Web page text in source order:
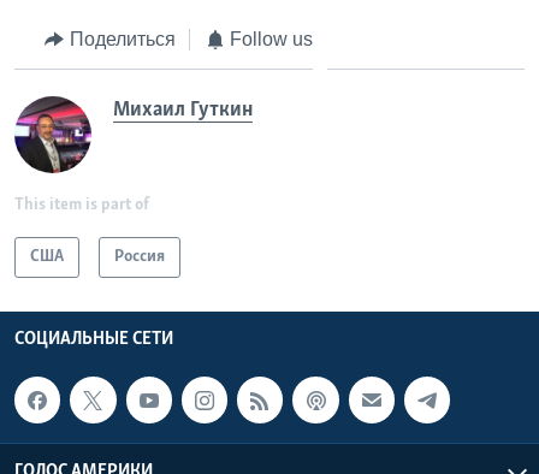
Поделиться Follow us
Михаил Гуткин
This item is part of
США Россия
СОЦИАЛЬНЫЕ СЕТИ